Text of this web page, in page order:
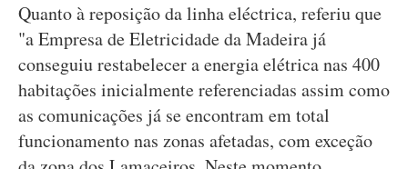
Quanto à reposição da linha eléctrica, referiu que
"a Empresa de Eletricidade da Madeira já
conseguiu restabelecer a energia elétrica nas 400
habitações inicialmente referenciadas assim como
as comunicações já se encontram em total
funcionamento nas zonas afetadas, com exceção